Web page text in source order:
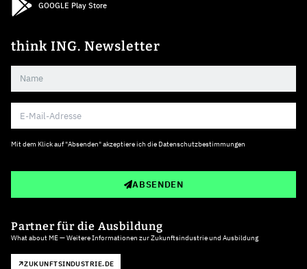
GOOGLE Play Store
think ING. Newsletter
Mit dem Klick auf "Absenden" akzeptiere ich die Datenschutzbestimmungen
ABSENDEN
Partner für die Ausbildung
What about ME — Weitere Informationen zur Zukunftsindustrie und Ausbildung
ZUKUNFTSINDUSTRIE.DE